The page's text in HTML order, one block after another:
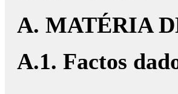
A. MATÉRIA
A.1. Factos